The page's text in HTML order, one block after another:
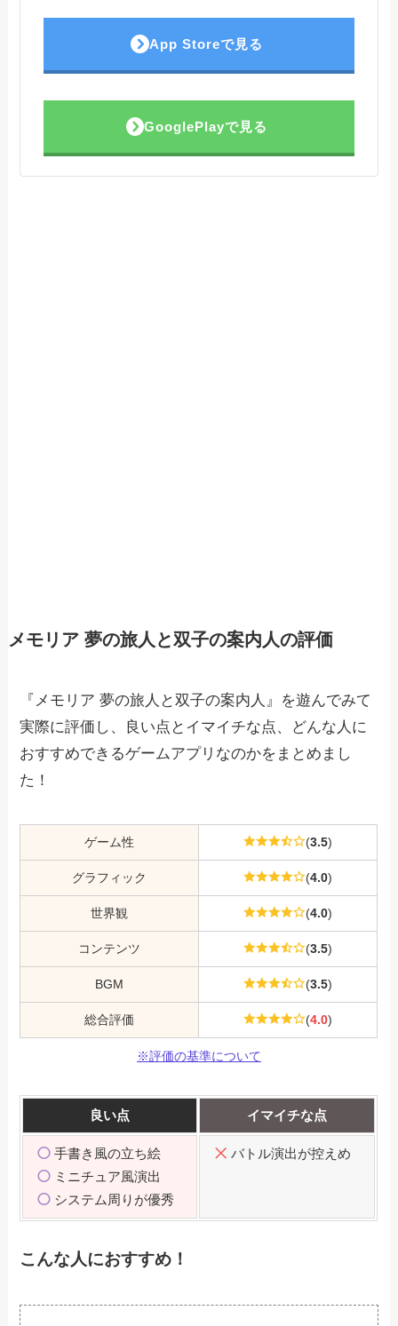
App Storeで見る
GooglePlayで見る
メモリア 夢の旅人と双子の案内人の評価
『メモリア 夢の旅人と双子の案内人』を遊んでみて
実際に評価し、良い点とイマイチな点、どんな人に
おすすめできるゲームアプリなのかをまとめまし
た！
ゲーム性 (3.5)
グラフィック (4.0)
世界観 (4.0)
コンテンツ (3.5)
BGM (3.5)
総合評価 (4.0)
※評価の基準について
良い点 イマイチな点
手書き風の立ち絵
ミニチュア風演出
システム周りが優秀
バトル演出が控えめ
こんな人におすすめ！